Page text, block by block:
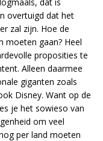
overtuigd dat het
zal zijn. Hoe de
moeten gaan? Heel
proposities te
Alleen daarmee
giganten zoals
Disney. Want op de
je het sowieso van
om veel
per land moeten